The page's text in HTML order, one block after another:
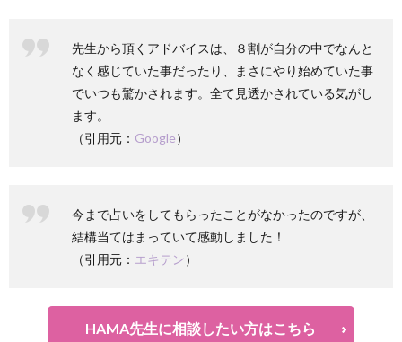
先生から頂くアドバイスは、８割が自分の中でなんと
なく感じていた事だったり、まさにやり始めていた事
でいつも驚かされます。全て見透かされている気がし
ます。
（引用元： Google）
今まで占いをしてもらったことがなかったのですが、
結構当てはまっていて感動しました！
（引用元： エキテン）
HAMA先生に相談したい方はこちら